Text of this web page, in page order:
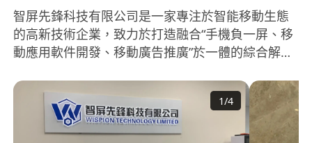
信、企業微信、whatsapp等），能高效完成報價單
製作、價格表更新、資訊統計等工作。
11:必須持有香港永久身分
智屏先鋒科技有限公司是一家專注於智能移動生態
的高新技術企業，致力於打造融合“手機負一屏、移
動應用軟件開發、移動廣告推廣”於一體的綜合解決
創新與精準運營，為手機廠商、品牌廣告主和終端
用戶之間建立起高效連接的橋樑。 我們以數據驅動
為核心，融合UI/UX設計、系統級集成、智能內容
1/4